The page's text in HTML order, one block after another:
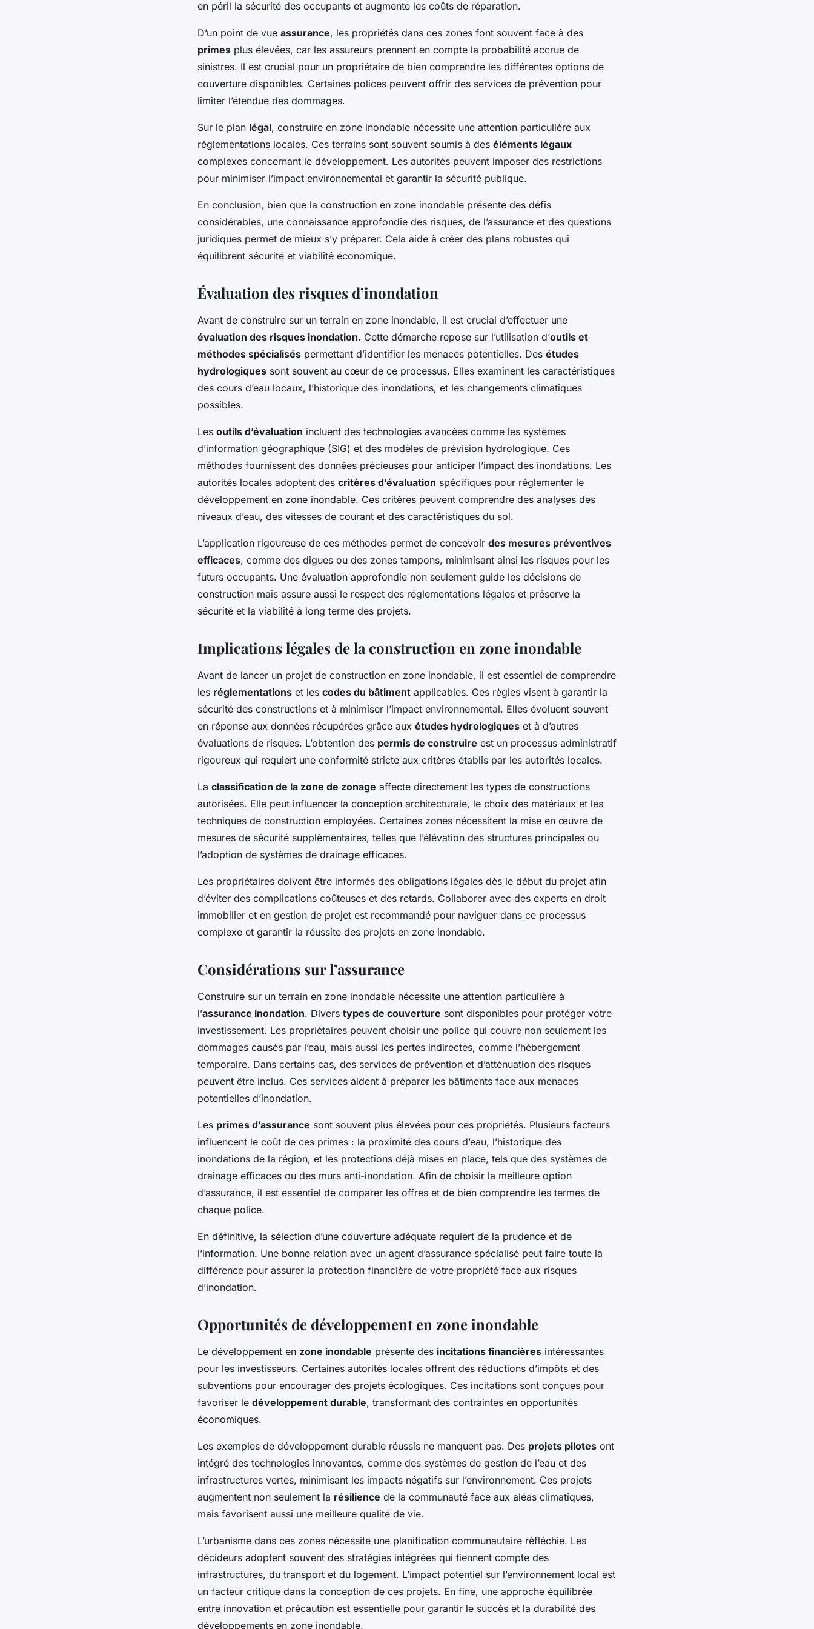
en péril la sécurité des occupants et augmente les coûts de réparation.
D’un point de vue assurance, les propriétés dans ces zones font souvent face à des
primes plus élevées, car les assureurs prennent en compte la probabilité accrue de
sinistres. Il est crucial pour un propriétaire de bien comprendre les différentes options de
couverture disponibles. Certaines polices peuvent offrir des services de prévention pour
limiter l’étendue des dommages.
Sur le plan légal, construire en zone inondable nécessite une attention particulière aux
réglementations locales. Ces terrains sont souvent soumis à des éléments légaux
complexes concernant le développement. Les autorités peuvent imposer des restrictions
pour minimiser l’impact environnemental et garantir la sécurité publique.
En conclusion, bien que la construction en zone inondable présente des défis
considérables, une connaissance approfondie des risques, de l’assurance et des questions
juridiques permet de mieux s’y préparer. Cela aide à créer des plans robustes qui
équilibrent sécurité et viabilité économique.
Évaluation des risques d’inondation
Avant de construire sur un terrain en zone inondable, il est crucial d’effectuer une
évaluation des risques inondation. Cette démarche repose sur l’utilisation d’outils et
méthodes spécialisés permettant d’identifier les menaces potentielles. Des études
hydrologiques sont souvent au cœur de ce processus. Elles examinent les caractéristiques
des cours d’eau locaux, l’historique des inondations, et les changements climatiques
possibles.
Les outils d’évaluation incluent des technologies avancées comme les systèmes
d’information géographique (SIG) et des modèles de prévision hydrologique. Ces
méthodes fournissent des données précieuses pour anticiper l’impact des inondations. Les
autorités locales adoptent des critères d’évaluation spécifiques pour réglementer le
développement en zone inondable. Ces critères peuvent comprendre des analyses des
niveaux d’eau, des vitesses de courant et des caractéristiques du sol.
L’application rigoureuse de ces méthodes permet de concevoir des mesures préventives
efficaces, comme des digues ou des zones tampons, minimisant ainsi les risques pour les
futurs occupants. Une évaluation approfondie non seulement guide les décisions de
construction mais assure aussi le respect des réglementations légales et préserve la
sécurité et la viabilité à long terme des projets.
Implications légales de la construction en zone inondable
Avant de lancer un projet de construction en zone inondable, il est essentiel de comprendre
les réglementations et les codes du bâtiment applicables. Ces règles visent à garantir la
sécurité des constructions et à minimiser l’impact environnemental. Elles évoluent souvent
en réponse aux données récupérées grâce aux études hydrologiques et à d’autres
évaluations de risques. L’obtention des permis de construire est un processus administratif
rigoureux qui requiert une conformité stricte aux critères établis par les autorités locales.
La classification de la zone de zonage affecte directement les types de constructions
autorisées. Elle peut influencer la conception architecturale, le choix des matériaux et les
techniques de construction employées. Certaines zones nécessitent la mise en œuvre de
mesures de sécurité supplémentaires, telles que l’élévation des structures principales ou
l’adoption de systèmes de drainage efficaces.
Les propriétaires doivent être informés des obligations légales dès le début du projet afin
d’éviter des complications coûteuses et des retards. Collaborer avec des experts en droit
immobilier et en gestion de projet est recommandé pour naviguer dans ce processus
complexe et garantir la réussite des projets en zone inondable.
Considérations sur l’assurance
Construire sur un terrain en zone inondable nécessite une attention particulière à
l’assurance inondation. Divers types de couverture sont disponibles pour protéger votre
investissement. Les propriétaires peuvent choisir une police qui couvre non seulement les
dommages causés par l’eau, mais aussi les pertes indirectes, comme l’hébergement
temporaire. Dans certains cas, des services de prévention et d’atténuation des risques
peuvent être inclus. Ces services aident à préparer les bâtiments face aux menaces
potentielles d’inondation.
Les primes d’assurance sont souvent plus élevées pour ces propriétés. Plusieurs facteurs
influencent le coût de ces primes : la proximité des cours d’eau, l’historique des
inondations de la région, et les protections déjà mises en place, tels que des systèmes de
drainage efficaces ou des murs anti-inondation. Afin de choisir la meilleure option
d’assurance, il est essentiel de comparer les offres et de bien comprendre les termes de
chaque police.
En définitive, la sélection d’une couverture adéquate requiert de la prudence et de
l’information. Une bonne relation avec un agent d’assurance spécialisé peut faire toute la
différence pour assurer la protection financière de votre propriété face aux risques
d’inondation.
Opportunités de développement en zone inondable
Le développement en zone inondable présente des incitations financières intéressantes
pour les investisseurs. Certaines autorités locales offrent des réductions d’impôts et des
subventions pour encourager des projets écologiques. Ces incitations sont conçues pour
favoriser le développement durable, transformant des contraintes en opportunités
économiques.
Les exemples de développement durable réussis ne manquent pas. Des projets pilotes ont
intégré des technologies innovantes, comme des systèmes de gestion de l’eau et des
infrastructures vertes, minimisant les impacts négatifs sur l’environnement. Ces projets
augmentent non seulement la résilience de la communauté face aux aléas climatiques,
mais favorisent aussi une meilleure qualité de vie.
L’urbanisme dans ces zones nécessite une planification communautaire réfléchie. Les
décideurs adoptent souvent des stratégies intégrées qui tiennent compte des
infrastructures, du transport et du logement. L’impact potentiel sur l’environnement local est
un facteur critique dans la conception de ces projets. En fine, une approche équilibrée
entre innovation et précaution est essentielle pour garantir le succès et la durabilité des
développements en zone inondable.